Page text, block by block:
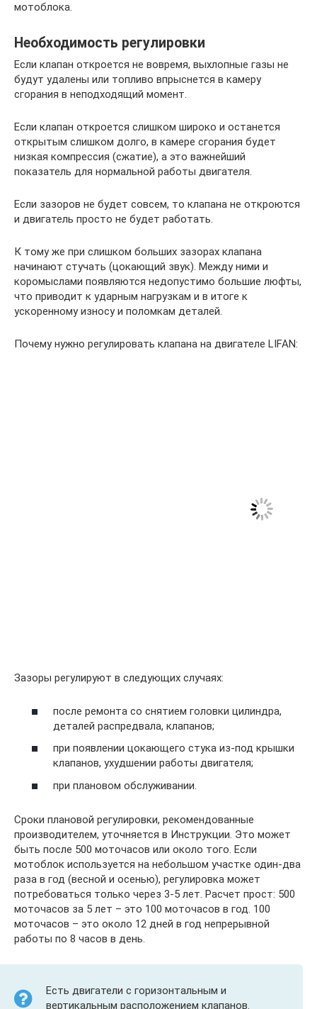
мотоблока.
Необходимость регулировки
Если клапан откроется не вовремя, выхлопные газы не
будут удалены или топливо впрыснется в камеру
сгорания в неподходящий момент.
Если клапан откроется слишком широко и останется
открытым слишком долго, в камере сгорания будет
низкая компрессия (сжатие), а это важнейший
показатель для нормальной работы двигателя.
Если зазоров не будет совсем, то клапана не откроются
и двигатель просто не будет работать.
К тому же при слишком больших зазорах клапана
начинают стучать (цокающий звук). Между ними и
коромыслами появляются недопустимо большие люфты,
что приводит к ударным нагрузкам и в итоге к
ускоренному износу и поломкам деталей.
Почему нужно регулировать клапана на двигателе LIFAN:
Зазоры регулируют в следующих случаях:
после ремонта со снятием головки цилиндра,
деталей распредвала, клапанов;
при появлении цокающего стука из-под крышки
клапанов, ухудшении работы двигателя;
при плановом обслуживании.
Сроки плановой регулировки, рекомендованные
производителем, уточняется в Инструкции. Это может
быть после 500 моточасов или около того. Если
мотоблок используется на небольшом участке один-два
раза в год (весной и осенью), регулировка может
потребоваться только через 3-5 лет. Расчет прост: 500
моточасов за 5 лет – это 100 моточасов в год. 100
моточасов – это около 12 дней в год непрерывной
работы по 8 часов в день.
Есть двигатели с горизонтальным и
вертикальным расположением клапанов.